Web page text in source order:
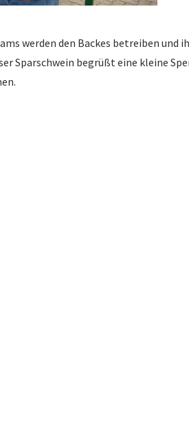
werden den Backes betreiben
Sparschwein begrüßt eine kleine